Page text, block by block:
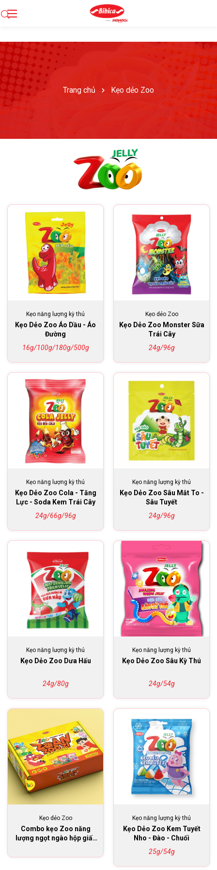
Trang chủ Kẹo dẻo Zoo
Kẹo năng lượng kỳ thú
Kẹo Dẻo Zoo Áo Dầu - Áo
Đường
16g/100g/180g/500g
Kẹo dẻo Zoo
Kẹo Dẻo Zoo Monster Sữa
Trái Cây
24g/96g
Kẹo năng lượng kỳ thú
Kẹo Dẻo Zoo Cola - Tăng
Lực - Soda Kem Trái Cây
24g/66g/96g
Kẹo năng lượng kỳ thú
Kẹo Dẻo Zoo Sâu Mắt To -
Sâu Tuyết
24g/96g
Kẹo năng lượng kỳ thú
Kẹo Dẻo Zoo Dưa Hấu
24g/80g
Kẹo năng lượng kỳ thú
Kẹo Dẻo Zoo Sâu Kỳ Thú
24g/54g
Kẹo dẻo Zoo
Combo kẹo Zoo năng
lượng ngọt ngào hộp giấy
Kẹo năng lượng kỳ thú
Kẹo Dẻo Zoo Kem Tuyết
Nho - Đào - Chuối
25g/54g